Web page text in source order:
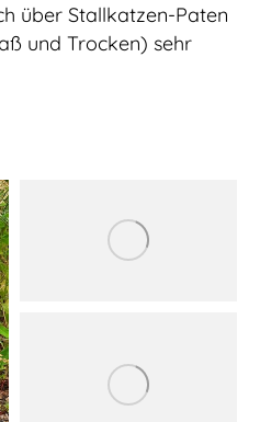
über Stallkatzen-Paten
und Trocken) sehr